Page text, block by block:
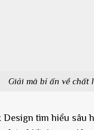
Giải mã bí ấn về chất
tìm hiểu sâu